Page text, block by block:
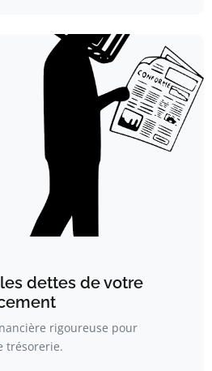
dettes de votre
rigoureuse pour
trésorerie.